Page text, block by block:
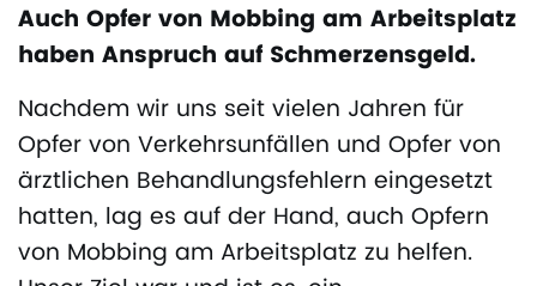
Auch Opfer von Mobbing am Arbeitsplatz
haben Anspruch auf Schmerzensgeld.
Nachdem wir uns seit vielen Jahren für
Opfer von Verkehrsunfällen und Opfer von
ärztlichen Behandlungsfehlern eingesetzt
hatten, lag es auf der Hand, auch Opfern
von Mobbing am Arbeitsplatz zu helfen.